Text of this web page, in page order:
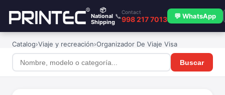
📦
National
Shipping
📞
Contact
998 217 7013 💬 WhatsApp
Catalog›Viaje y recreación›Organizador De Viaje Visa
Buscar